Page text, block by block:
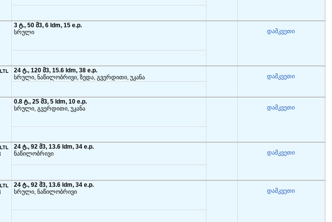
3 ტ., 50 მ3, 6 ldm, 15 e.p.
სრული
დამკვეთი
24 ტ., 120 მ3, 15.6 ldm, 38 e.p.
სრული, ნაწილობრივი, ზედა, გვერდითი, უკანა
დამკვეთი
0.8 ტ., 25 მ3, 5 ldm, 10 e.p.
სრული, გვერდითი, უკანა
დამკვეთი
24 ტ., 92 მ3, 13.6 ldm, 34 e.p.
ნაწილობრივი
დამკვეთი
24 ტ., 92 მ3, 13.6 ldm, 34 e.p.
სრული, ნაწილობრივი
დამკვეთი